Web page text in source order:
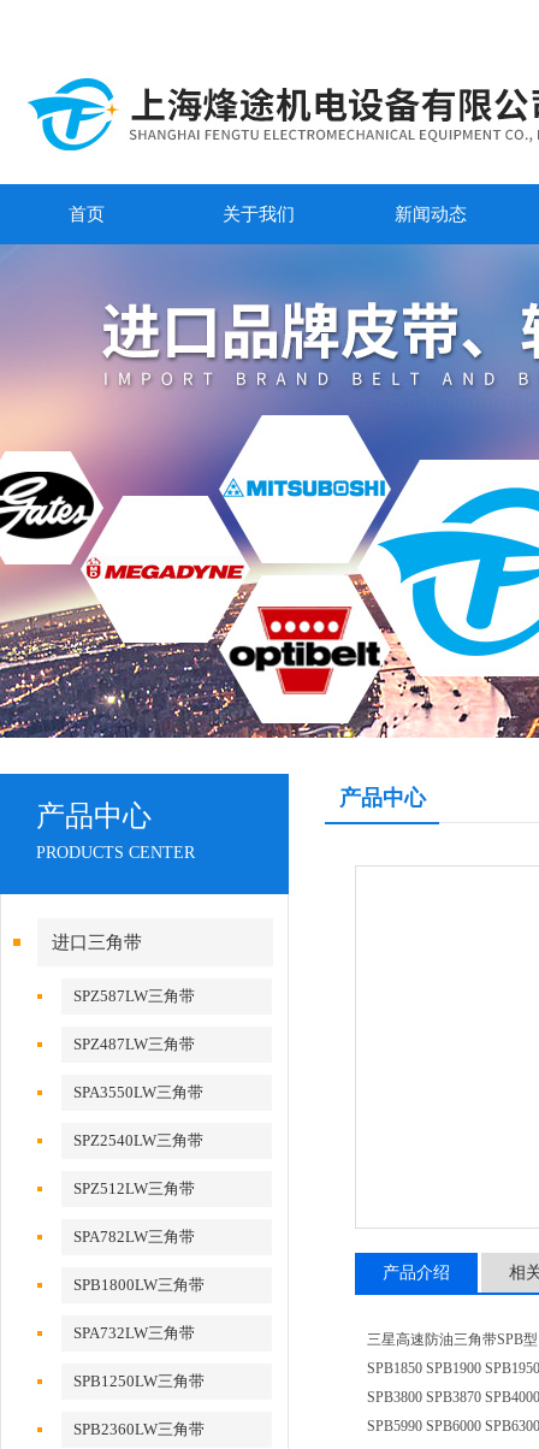
首页 关于我们 新闻动态
产品中心
PRODUCTS CENTER
进口三角带
SPZ587LW三角带
SPZ487LW三角带
SPA3550LW三角带
SPZ2540LW三角带
SPZ512LW三角带
SPA782LW三角带
SPB1800LW三角带
SPA732LW三角带
SPB1250LW三角带
SPB2360LW三角带
产品中心
产品介绍 相
三星高速防油三角带SPB型
SPB1850 SPB1900
SPB3800 SPB3870
SPB5990 SPB6000